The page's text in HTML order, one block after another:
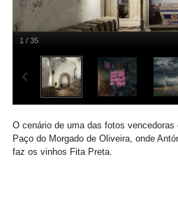
1 / 35
O cenário de uma das fotos vencedoras
Paço do Morgado de Oliveira, onde
faz os vinhos Fita Preta.